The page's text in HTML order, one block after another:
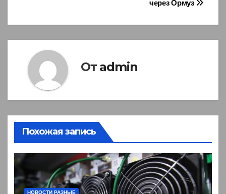
через Ормуз
От admin
Похожая запись
НОВОСТИ РАЗНЫЕ